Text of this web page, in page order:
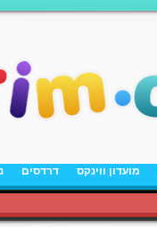
מועדון ווינקס דרדסים